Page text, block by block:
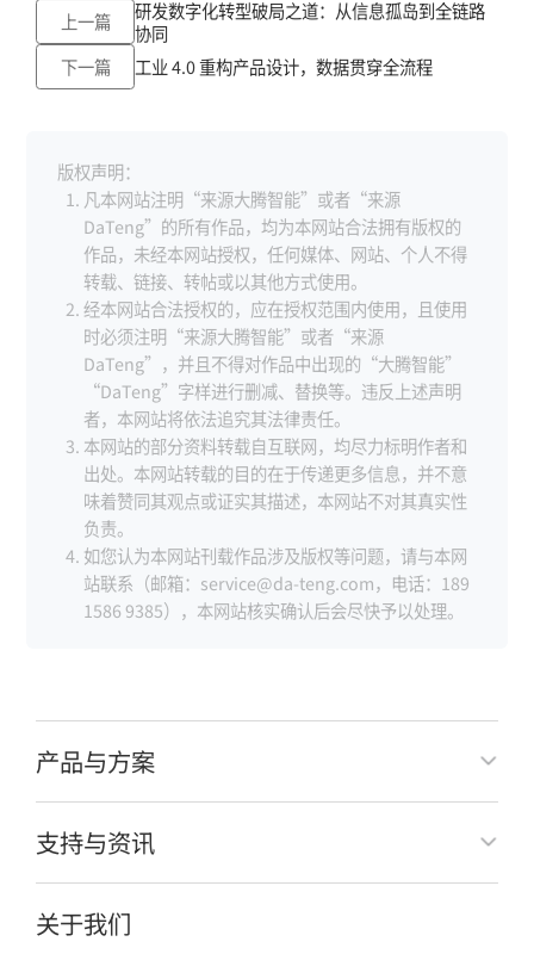
上一篇
研发数字化转型破局之道：从信息孤岛到全链路
协同
下一篇
工业 4.0 重构产品设计，数据贯穿全流程
版权声明：
凡本网站注明“来源大腾智能”或者“来源
DaTeng”的所有作品，均为本网站合法拥有版权的
作品，未经本网站授权，任何媒体、网站、个人不得
转载、链接、转帖或以其他方式使用。
经本网站合法授权的，应在授权范围内使用，且使用
时必须注明“来源大腾智能”或者“来源
DaTeng”，并且不得对作品中出现的“大腾智能”
“DaTeng”字样进行删减、替换等。违反上述声明
者，本网站将依法追究其法律责任。
本网站的部分资料转载自互联网，均尽力标明作者和
出处。本网站转载的目的在于传递更多信息，并不意
味着赞同其观点或证实其描述，本网站不对其真实性
负责。
如您认为本网站刊载作品涉及版权等问题，请与本网
站联系（邮箱：service@da-teng.com，电话：189
1586 9385），本网站核实确认后会尽快予以处理。
产品与方案
支持与资讯
关于我们